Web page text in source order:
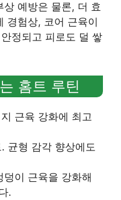
상 예방은 물론, 더 효
경험상, 코어 근육이
정되고 피로도 덜 쌓
홈트 루틴
근육 강화에 최고
균형 감각 향상에도
이 근육을 강화해
.